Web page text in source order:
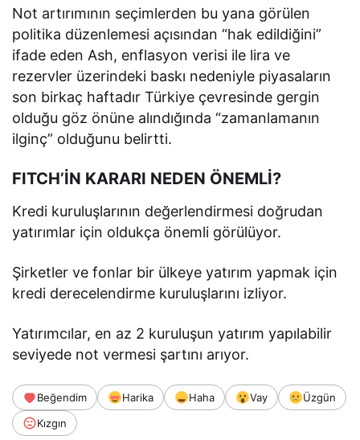
Not artırımının seçimlerden bu yana görülen
politika düzenlemesi açısından “hak edildiğini”
ifade eden Ash, enflasyon verisi ile lira ve
rezervler üzerindeki baskı nedeniyle piyasaların
son birkaç haftadır Türkiye çevresinde gergin
olduğu göz önüne alındığında “zamanlamanın
ilginç” olduğunu belirtti.
FITCH’İN KARARI NEDEN ÖNEMLİ?
Kredi kuruluşlarının değerlendirmesi doğrudan
yatırımlar için oldukça önemli görülüyor.
Şirketler ve fonlar bir ülkeye yatırım yapmak için
kredi derecelendirme kuruluşlarını izliyor.
Yatırımcılar, en az 2 kuruluşun yatırım yapılabilir
seviyede not vermesi şartını arıyor.
Beğendim Harika Haha Vay
Üzgün
Kızgın